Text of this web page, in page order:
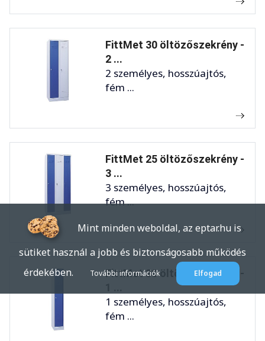
FittMet 30 öltözőszekrény -
2 ...
2 személyes, hosszúajtós,
fém ...
FittMet 25 öltözőszekrény -
3 ...
3 személyes, hosszúajtós,
fém ...
FittMet 30 öltözőszekrény -
1 személyes, hosszúajtós,
fém ...
Mint minden weboldal, az eptar.hu is
sütiket használ a jobb és biztonságosabb működés
érdekében.
További információk Elfogad